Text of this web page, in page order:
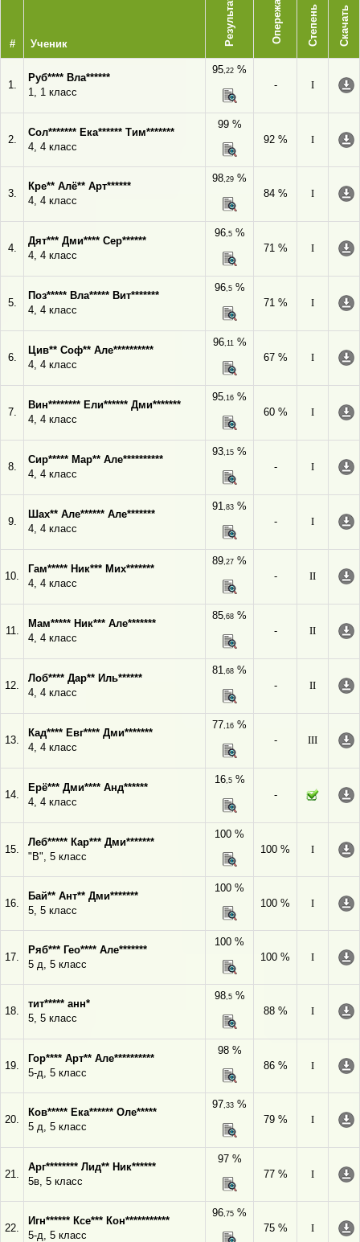
# Ученик Результат Опережает Степень Скачать
1.
Руб**** Вла******
1, 1 класс
95,22 %
-
I
2.
Сол******* Ека****** Тим*******
4, 4 класс
99 %
92 %
I
3.
Кре** Алё** Арт******
4, 4 класс
98,29 %
84 %
I
4.
Дят*** Дми**** Сер******
4, 4 класс
96,5%
71 %
I
5.
Поз***** Вла***** Вит*******
4, 4 класс
96,5%
71 %
I
6.
Цив** Соф** Але**********
4, 4 класс
96,11%
67 %
I
7.
Вин******** Ели****** Дми*******
4, 4 класс
95,16 %
60 %
I
8.
Сир***** Мар** Але**********
4, 4 класс
93,15 %
-
I
9.
Шах** Але****** Але*******
4, 4 класс
91,83 %
-
I
10.
Гам***** Ник*** Мих*******
4, 4 класс
89,27 %
-
II
11.
Мам***** Ник*** Але*******
4, 4 класс
85,68 %
-
II
12.
Лоб**** Дар** Иль******
4, 4 класс
81,68 %
-
II
13.
Кад**** Евг**** Дми*******
4, 4 класс
77,16 %
-
III
14.
Ерё*** Дми**** Анд******
4, 4 класс
16,5%
-
15.
Леб***** Кар*** Дми*******
"В", 5 класс
100 %
100 %
I
16.
Бай** Ант** Дми*******
5, 5 класс
100 %
100 %
I
17.
Ряб*** Гео**** Але*******
5 д, 5 класс
100 %
100 %
I
18.
тит***** анн*
5, 5 класс
98,5%
88 %
I
19.
Гор**** Арт** Але**********
5-д, 5 класс
98 %
86 %
I
20.
Ков***** Ека****** Оле*****
5 д, 5 класс
97,33 %
79 %
I
21.
Арг******** Лид** Ник******
5в, 5 класс
97 %
77 %
I
22.
Игн****** Ксе*** Кон***********
5-д, 5 класс
96,75 %
75 %
I